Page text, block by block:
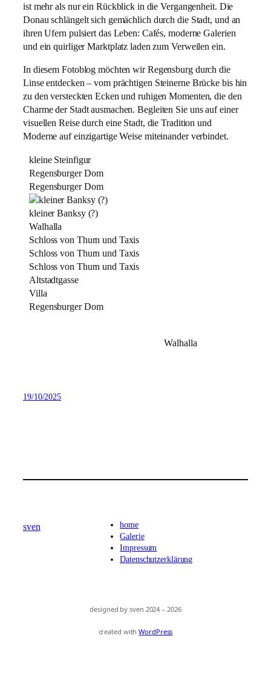
ist mehr als nur ein Rückblick in die Vergangenheit. Die
Donau schlängelt sich gemächlich durch die Stadt, und an
ihren Ufern pulsiert das Leben: Cafés, moderne Galerien
und ein quirliger Marktplatz laden zum Verweilen ein.
In diesem Fotoblog möchten wir Regensburg durch die
Linse entdecken – vom prächtigen Steinerne Brücke bis hin
zu den versteckten Ecken und ruhigen Momenten, die den
Charme der Stadt ausmachen. Begleiten Sie uns auf einer
visuellen Reise durch eine Stadt, die Tradition und
Moderne auf einzigartige Weise miteinander verbindet.
kleine Steinfigur
Regensburger Dom
Regensburger Dom
kleiner Banksy (?)
Walhalla
Schloss von Thurn und Taxis
Schloss von Thurn und Taxis
Schloss von Thurn und Taxis
Altstadtgasse
Villa
Regensburger Dom
Walhalla
19/10/2025
sven
home
Galerie
Impressum
Datenschutzerklärung
designed by sven 2024 – 2026
created withWordPress